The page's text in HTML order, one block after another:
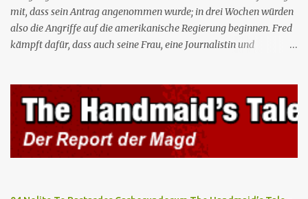
mit, dass sein Antrag angenommen wurde; in drei Wochen würden
also die Angriffe auf die amerikanische Regierung beginnen. Fred
kämpft dafür, dass auch seine Frau, eine Journalistin und
Teilnahme von Frauen weiterhin entschieden ab. Gegenwart. Die
Waterfords beherbergen eine Delegation aus Mexiko, um ein für
Gilead lebenswichtiges Handelsabkommen zu unterzeichnen.
Botschafterin Castillo konfrontiert Serena mit ihrem Buch „Der
Platz einer Frau”, das als Manifest von Gilead gilt und einen
oberstes Gut die Fortpflanzung ist. June und andere Mägde werden